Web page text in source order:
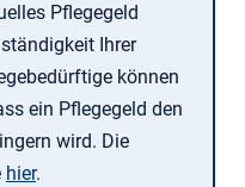
Pflegegeld
Ihrer
können
ein Pflegegeld den
wird. Die
hier.